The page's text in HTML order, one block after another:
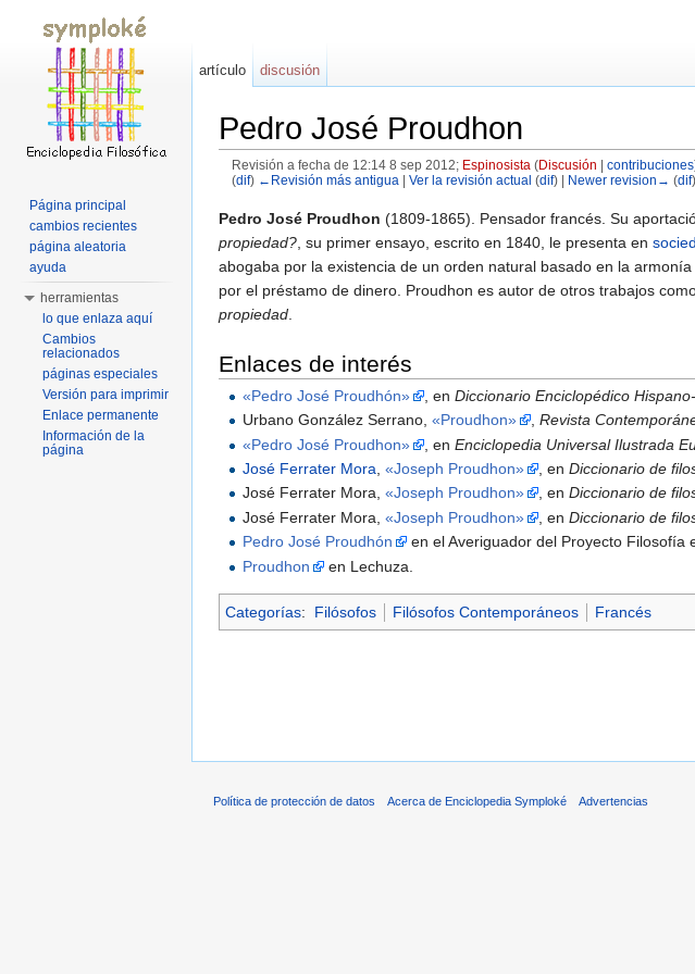
Pedro José Proudhon
Revisión a fecha de 12:14 8 sep 2012; Espinosista (Discusión contribuciones
(dif) ←Revisión más antigua Ver la revisión actual (dif) | Newer revision→ (dif)
Pedro José Proudhon (1809-1865). Pensador francés. Su
propiedad? , su primer ensayo, escrito en 1840, le presenta en
abogaba por la existencia de un orden natural basado en la
por el préstamo de dinero. Proudhon es autor de otros trabajos
propiedad
Enlaces de interés
«Pedro José Proudhón» , enDiccionario Enciclopédico
Urbano González Serrano,«Proudhon» ,Revista
«Pedro José Proudhon»
, enEnciclopedia Universal Ilustrada
José Ferrater Mora ,«Joseph Proudhon» , enDiccionario de
José Ferrater Mora,«Joseph Proudhon» , enDiccionario de
José Ferrater Mora,«Joseph Proudhon» , enDiccionario de
Pedro José Proudhón
en el Averiguador del Proyecto Filosofía
Proudhon
en Lechuza.
Categorías: Filósofos Filósofos Contemporáneos Francés
artículo discusión
Página principal
cambios recientes
página aleatoria
ayuda
herramientas
lo que enlaza aquí
Cambios
relacionados
páginas especiales
Versión para imprimir
Enlace permanente
Información de la
página
Política de protección de datos Acerca de Enciclopedia Symploké Advertencias